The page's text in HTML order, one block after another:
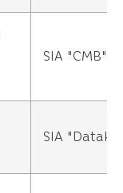
SIA "CMB"
SIA